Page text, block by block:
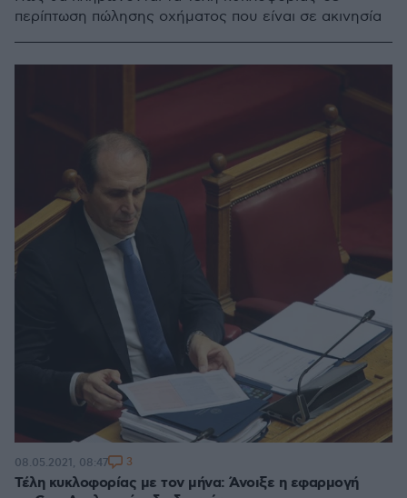
περίπτωση πώλησης οχήματος που είναι σε ακινησία
Τέλη κυκλοφορίας με τον μήνα: Άνοιξε η εφαρμογή
08.05.2021, 08:47 3